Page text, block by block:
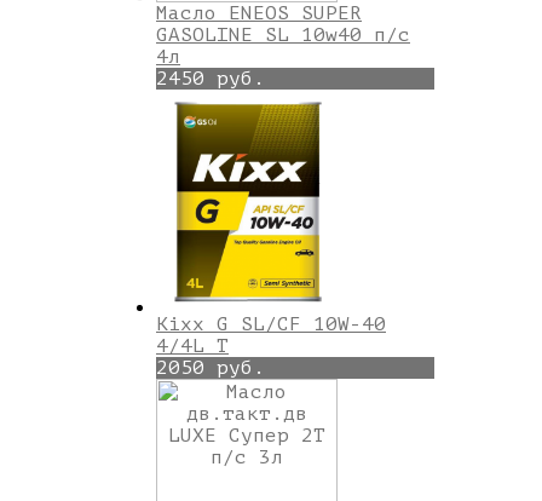
Масло ENEOS SUPER
GASOLINE SL 10w40 п/с
4л
2450 руб.
Kixx G SL/CF 10W-40
4/4L T
2050 руб.